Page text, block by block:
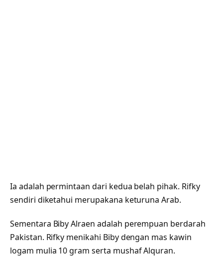
Ia adalah permintaan dari kedua belah pihak. Rifky
sendiri diketahui merupakana keturuna Arab.
Sementara Biby Alraen adalah perempuan berdarah
Pakistan. Rifky menikahi Biby dengan mas kawin
logam mulia 10 gram serta mushaf Alquran.